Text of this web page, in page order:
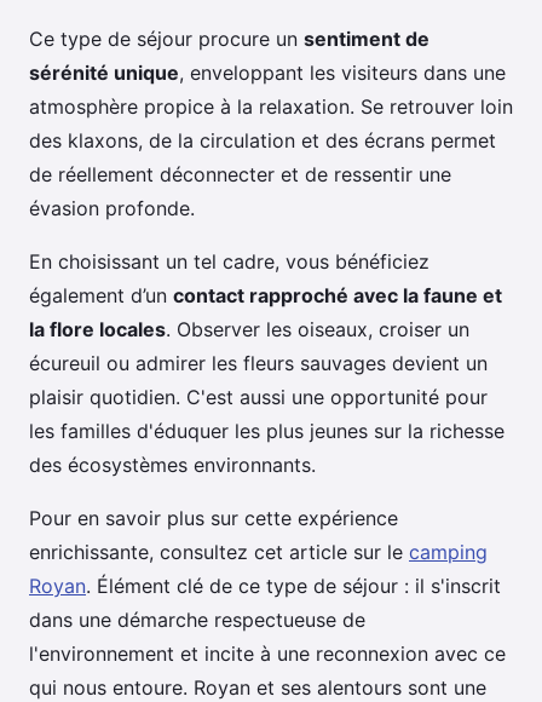
Ce type de séjour procure un sentiment de
sérénité unique, enveloppant les visiteurs dans une
atmosphère propice à la relaxation. Se retrouver loin
des klaxons, de la circulation et des écrans permet
de réellement déconnecter et de ressentir une
évasion profonde.
En choisissant un tel cadre, vous bénéficiez
également d’un contact rapproché avec la faune et
la flore locales. Observer les oiseaux, croiser un
écureuil ou admirer les fleurs sauvages devient un
plaisir quotidien. C'est aussi une opportunité pour
les familles d'éduquer les plus jeunes sur la richesse
des écosystèmes environnants.
Pour en savoir plus sur cette expérience
enrichissante, consultez cet article sur le camping
Royan. Élément clé de ce type de séjour : il s'inscrit
dans une démarche respectueuse de
l'environnement et incite à une reconnexion avec ce
qui nous entoure. Royan et ses alentours sont une